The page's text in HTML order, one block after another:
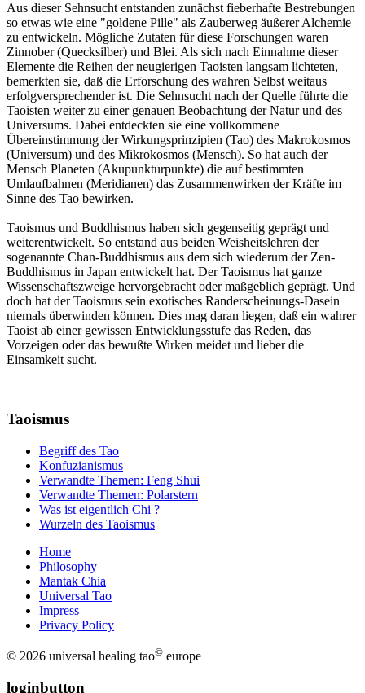
Aus dieser Sehnsucht entstanden zunächst fieberhafte Bestrebungen
so etwas wie eine "goldene Pille" als Zauberweg äußerer Alchemie
zu entwickeln. Mögliche Zutaten für diese Forschungen waren
Zinnober (Quecksilber) und Blei. Als sich nach Einnahme dieser
Elemente die Reihen der neugierigen Taoisten langsam lichteten,
bemerkten sie, daß die Erforschung des wahren Selbst weitaus
erfolgversprechender ist. Die Sehnsucht nach der Quelle führte die
Taoisten weiter zu einer genauen Beobachtung der Natur und des
Universums. Dabei entdeckten sie eine vollkommene
Übereinstimmung der Wirkungsprinzipien (Tao) des Makrokosmos
(Universum) und des Mikrokosmos (Mensch). So hat auch der
Mensch Planeten (Akupunkturpunkte) die auf bestimmten
Umlaufbahnen (Meridianen) das Zusammenwirken der Kräfte im
Sinne des Tao bewirken.
Taoismus und Buddhismus haben sich gegenseitig geprägt und
weiterentwickelt. So entstand aus beiden Weisheitslehren der
sogenannte Chan-Buddhismus aus dem sich wiederum der Zen-
Buddhismus in Japan entwickelt hat. Der Taoismus hat ganze
Wissenschaftszweige hervorgebracht oder maßgeblich geprägt. Und
doch hat der Taoismus sein exotisches Randerscheinungs-Dasein
niemals überwinden können. Dies mag daran liegen, daß ein wahrer
Taoist ab einer gewissen Entwicklungsstufe das Reden, das
Vorzeigen oder das bewußte Wirken meidet und lieber die
Einsamkeit sucht.
Taoismus
Begriff des Tao
Konfuzianismus
Verwandte Themen: Feng Shui
Verwandte Themen: Polarstern
Was ist eigentlich Chi ?
Wurzeln des Taoismus
Home
Philosophy
Mantak Chia
Universal Tao
Impress
Privacy Policy
© 2026 universal healing tao© europe
loginbutton